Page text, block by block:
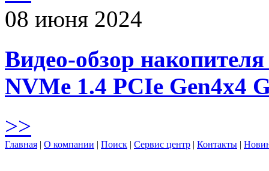
08 июня 2024
Видео-обзор
NVMe 1.4 PCIe Gen4х4
>>
Главная | О компании | Поиск | Сервис центр | Контакты |